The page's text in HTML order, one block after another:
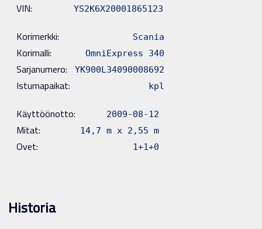
VIN: YS2K6X20001865123
Korimerkki: Scania
Korimalli: OmniExpress 340
Sarjanumero: YK900L34090008692
Istumapaikat: kpl
Käyttöönotto: 2009-08-12
Mitat: 14,7 m x 2,55 m
Ovet: 1+1+0
Historia